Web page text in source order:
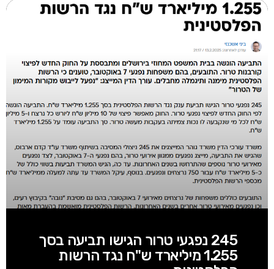
245 נפגעי טרור הגישו תביעה בסך
1.255 מיליארד ש"ח נגד הרשות